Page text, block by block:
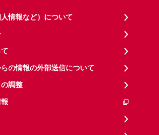
情報など）について
の情報の外部送信について
調整